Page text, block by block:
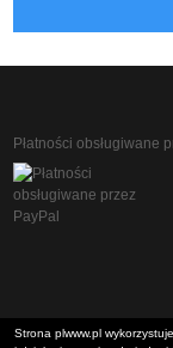
Płatności obsługiwane
Strona plwww.pl